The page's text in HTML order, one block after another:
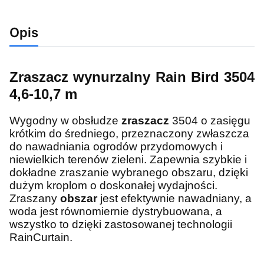
Opis
Zraszacz wynurzalny Rain Bird 3504
4,6-10,7 m
Wygodny w obsłudze zraszacz 3504 o zasięgu
krótkim do średniego, przeznaczony zwłaszcza
do nawadniania ogrodów przydomowych i
niewielkich terenów zieleni. Zapewnia szybkie i
dokładne zraszanie wybranego obszaru, dzięki
dużym kroplom o doskonałej wydajności.
Zraszany obszarjest efektywnie nawadniany, a
woda jest równomiernie dystrybuowana, a
wszystko to dzięki zastosowanej technologii
RainCurtain.